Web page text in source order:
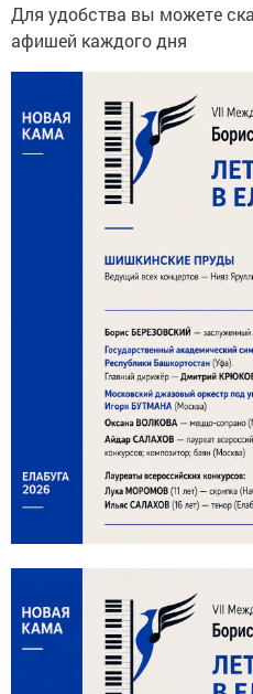
Для удобства вы можете
афишей каждого дня